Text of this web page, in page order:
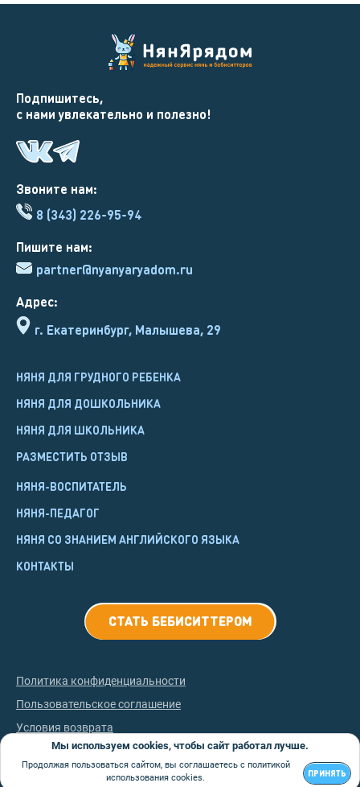
Адрес:
г. Екатеринбург, Малышева, 29
Звоните нам:
8 (343) 226-95-94
НЯНЯ ДЛЯ ГРУДНОГО РЕБЕНКА
НЯНЯ ДЛЯ ДОШКОЛЬНИКА
НЯНЯ ДЛЯ ШКОЛЬНИКА
РАЗМЕСТИТЬ ОТЗЫВ
Пишите нам:
partner@nyanyaryadom.ru
НЯНЯ-ВОСПИТАТЕЛЬ
НЯНЯ-ПЕДАГОГ
НЯНЯ СО ЗНАНИЕМ АНГЛИЙСКОГО ЯЗЫКА
КОНТАКТЫ
Подпишитесь,
с нами увлекательно и полезно!
СТАТЬ БЕБИСИТТЕРОМ
©2026НянЯрядом
Политика конфиденциальности
Пользовательское соглашение
Условия возврата
Мы используем cookies, чтобы сайт работал лучше.
Продолжая пользоваться сайтом, вы соглашаетесь с политикой
использования cookies.
ПРИНЯТЬ